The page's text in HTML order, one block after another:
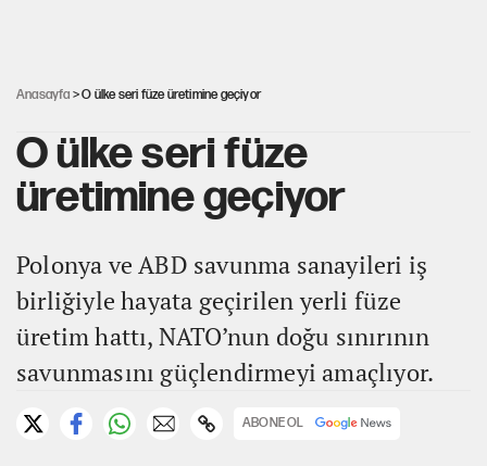
Anasayfa > O ülke seri füze üretimine geçiyor
O ülke seri füze
üretimine geçiyor
Polonya ve ABD savunma sanayileri iş
birliğiyle hayata geçirilen yerli füze
üretim hattı, NATO’nun doğu sınırının
savunmasını güçlendirmeyi amaçlıyor.
ABONE OL